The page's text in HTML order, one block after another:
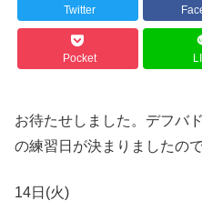
Twitter
Pocket
お待たせしました。デフバ
の練習日が決まりましたの
14日(火)